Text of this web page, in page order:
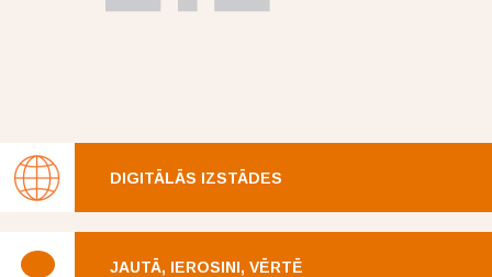
DIGITĀLĀS IZSTĀDES
JAUTĀ, IEROSINI, VĒRTĒ